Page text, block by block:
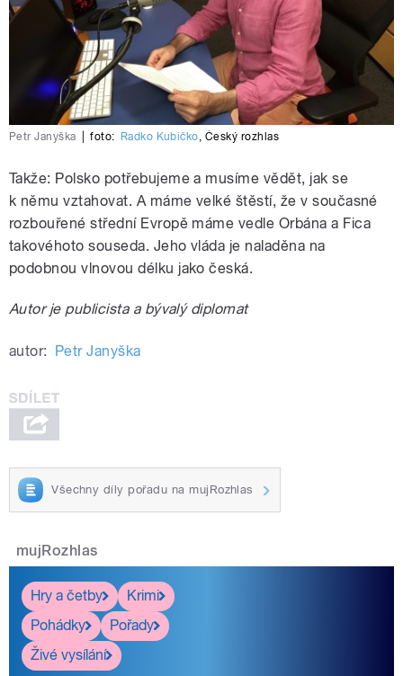
Petr Janyška foto: Radko Kubičko, Český rozhlas
Takže: Polsko potřebujeme a musíme vědět, jak se
k němu vztahovat. A máme velké štěstí, že v současné
rozbouřené střední Evropě máme vedle Orbána a Fica
takovéhoto souseda. Jeho vláda je naladěna na
podobnou vlnovou délku jako česká.
Autor je publicista a bývalý diplomat
autor: Petr Janyška
Všechny díly pořadu na mujRozhlas
mujRozhlas
Hry a četby
Krimi
Pohádky
Pořady
Živé vysílání